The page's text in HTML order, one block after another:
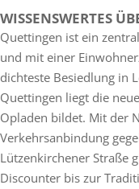
WISSENSWERTES
Quettingen ist ein
und mit einer
dichteste Besiedlung in
Quettingen liegt die
Opladen bildet. Mit der
Verkehrsanbindung
Lützenkirchener Straße
Discounter bis zur